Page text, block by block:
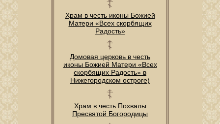
Храм в честь иконы Божией
Матери «Всех скорбящих
Радость»
Домовая церковь в честь
иконы Божией Матери «Всех
скорбящих Радость» в
Нижегородском остроге)
Храм в честь Похвалы
Пресвятой Богородицы